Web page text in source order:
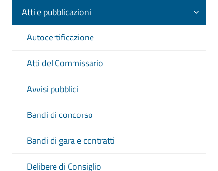
Atti e pubblicazioni
Autocertificazione
Atti del Commissario
Avvisi pubblici
Bandi di concorso
Bandi di gara e contratti
Delibere di Consiglio